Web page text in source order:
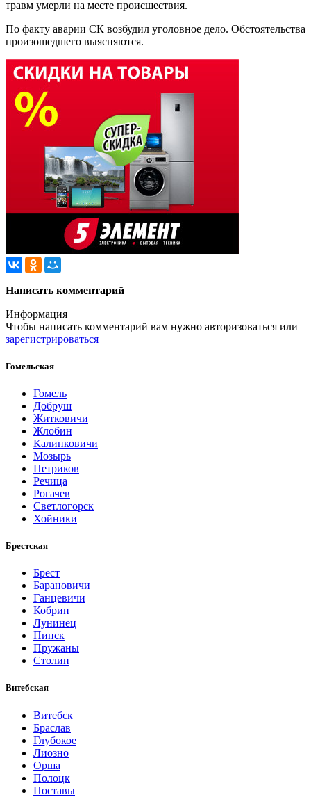
травм умерли на месте происшествия.
По факту аварии СК возбудил уголовное дело. Обстоятельства
произошедшего выясняются.
Написать комментарий
Информация
Чтобы написать комментарий вам нужно авторизоваться или
зарегистрироваться
Гомельская
Гомель
Добруш
Житковичи
Жлобин
Калинковичи
Мозырь
Петриков
Речица
Рогачев
Светлогорск
Хойники
Брестская
Брест
Барановичи
Ганцевичи
Кобрин
Лунинец
Пинск
Пружаны
Столин
Витебская
Витебск
Браслав
Глубокое
Лиозно
Орша
Полоцк
Поставы